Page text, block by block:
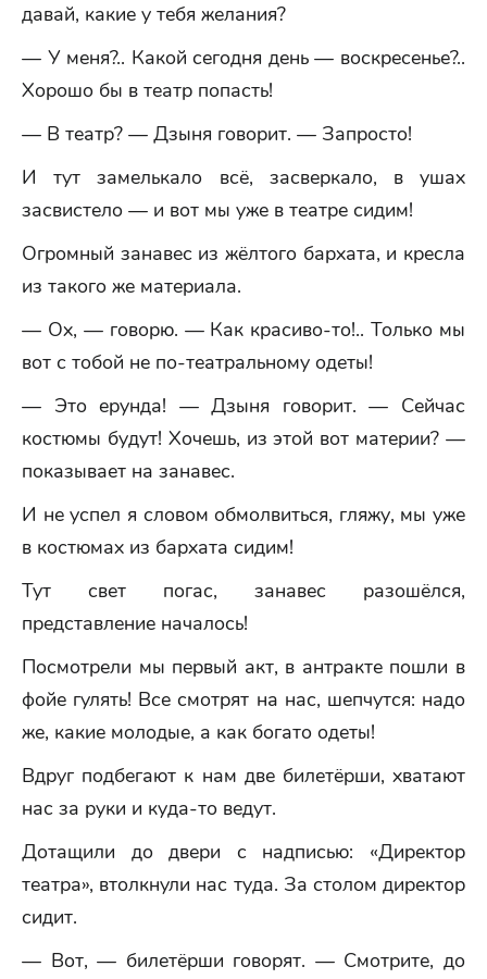
давай, какие у тебя желания?
— У меня?.. Какой сегодня день — воскресенье?..
Хорошо бы в театр попасть!
— В театр? — Дзыня говорит. — Запросто!
И тут замелькало всё, засверкало, в ушах
засвистело — и вот мы уже в театре сидим!
Огромный занавес из жёлтого бархата, и кресла
из такого же материала.
— Ох, — говорю. — Как красиво-то!.. Только мы
вот с тобой не по-театральному одеты!
— Это ерунда! — Дзыня говорит. — Сейчас
костюмы будут! Хочешь, из этой вот материи? —
показывает на занавес.
И не успел я словом обмолвиться, гляжу, мы уже
в костюмах из бархата сидим!
Тут свет погас, занавес разошёлся,
представление началось!
Посмотрели мы первый акт, в антракте пошли в
фойе гулять! Все смотрят на нас, шепчутся: надо
же, какие молодые, а как богато одеты!
Вдруг подбегают к нам две билетёрши, хватают
нас за руки и куда-то ведут.
Дотащили до двери с надписью: «Директор
театра», втолкнули нас туда. За столом директор
сидит.
— Вот, — билетёрши говорят. — Смотрите, до